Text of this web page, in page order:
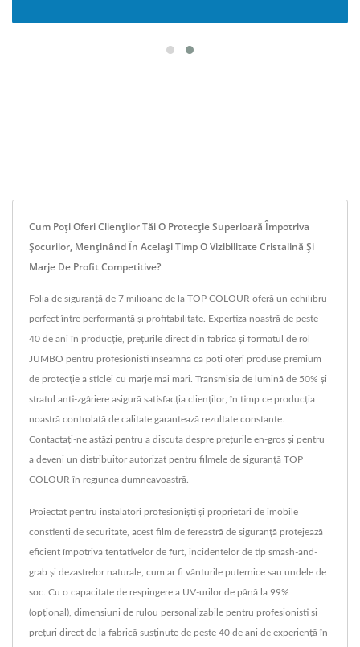
Cum Poți Oferi Clienților Tăi O Protecție Superioară Împotriva
Șocurilor, Menținând În Același Timp O Vizibilitate Cristalină Și
Marje De Profit Competitive?
Folia de siguranță de 7 milioane de la TOP COLOUR oferă un echilibru
perfect între performanță și profitabilitate. Expertiza noastră de peste
40 de ani în producție, prețurile direct din fabrică și formatul de rol
JUMBO pentru profesioniști înseamnă că poți oferi produse premium
de protecție a sticlei cu marje mai mari. Transmisia de lumină de 50% și
stratul anti-zgâriere asigură satisfacția clienților, în timp ce producția
noastră controlată de calitate garantează rezultate constante.
Contactați-ne astăzi pentru a discuta despre prețurile en-gros și pentru
a deveni un distribuitor autorizat pentru filmele de siguranță TOP
COLOUR în regiunea dumneavoastră.
Proiectat pentru instalatori profesioniști și proprietari de imobile
conștienți de securitate, acest film de fereastră de siguranță protejează
eficient împotriva tentativelor de furt, incidentelor de tip smash-and-
grab și dezastrelor naturale, cum ar fi vânturile puternice sau undele de
șoc. Cu o capacitate de respingere a UV-urilor de până la 99%
(opțional), dimensiuni de rulou personalizabile pentru profesioniști și
prețuri direct de la fabrică susținute de peste 40 de ani de experiență în